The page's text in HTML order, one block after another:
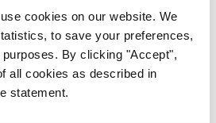
cookies on our website. We
to save your preferences,
By clicking "Accept",
all cookies as described in
statement.